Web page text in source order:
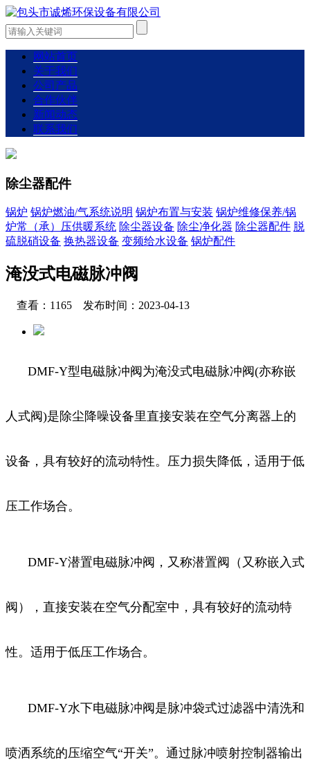
网站首页
关于我们
公司产品
合作伙伴
新闻动态
联系我们
除尘器配件
锅炉 锅炉燃油/气系统说明 锅炉布置与安装 锅炉维修保养/锅
炉常（承）压供暖系统 除尘器设备 除尘净化器 除尘器配件 脱
硫脱硝设备 换热器设备 变频给水设备 锅炉配件
淹没式电磁脉冲阀
查看：1165 发布时间：2023-04-13
DMF-Y型电磁脉冲阀为淹没式电磁脉冲阀(亦称嵌
人式阀)是除尘降噪设备里直接安装在空气分离器上的
设备，具有较好的流动特性。压力损失降低，适用于低
压工作场合。
DMF-Y潜置电磁脉冲阀，又称潜置阀（又称嵌入式
阀），直接安装在空气分配室中，具有较好的流动特
性。适用于低压工作场合。
DMF-Y水下电磁脉冲阀是脉冲袋式过滤器中清洗和
喷洒系统的压缩空气“开关”。通过脉冲喷射控制器输出